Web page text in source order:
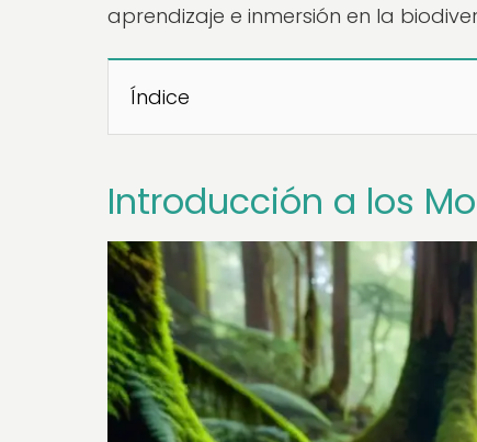
aprendizaje e inmersión en la
Índice
Introducción a los